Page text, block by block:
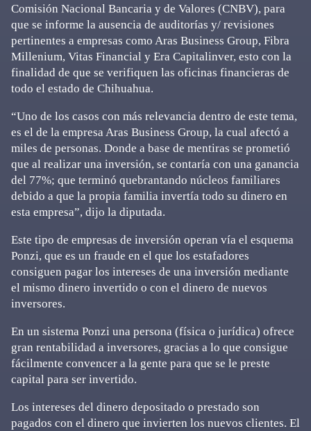
Comisión Nacional Bancaria y de Valores (CNBV), para
que se informe la ausencia de auditorías y/ revisiones
pertinentes a empresas como Aras Business Group, Fibra
Millenium, Vitas Financial y Era Capitalinver, esto con la
finalidad de que se verifiquen las oficinas financieras de
todo el estado de Chihuahua.
“Uno de los casos con más relevancia dentro de este tema,
es el de la empresa Aras Business Group, la cual afectó a
miles de personas. Donde a base de mentiras se prometió
que al realizar una inversión, se contaría con una ganancia
del 77%; que terminó quebrantando núcleos familiares
debido a que la propia familia invertía todo su dinero en
esta empresa”, dijo la diputada.
Este tipo de empresas de inversión operan vía el esquema
Ponzi, que es un fraude en el que los estafadores
consiguen pagar los intereses de una inversión mediante
el mismo dinero invertido o con el dinero de nuevos
inversores.
En un sistema Ponzi una persona (física o jurídica) ofrece
gran rentabilidad a inversores, gracias a lo que consigue
fácilmente convencer a la gente para que se le preste
capital para ser invertido.
Los intereses del dinero depositado o prestado son
pagados con el dinero que invierten los nuevos clientes. El